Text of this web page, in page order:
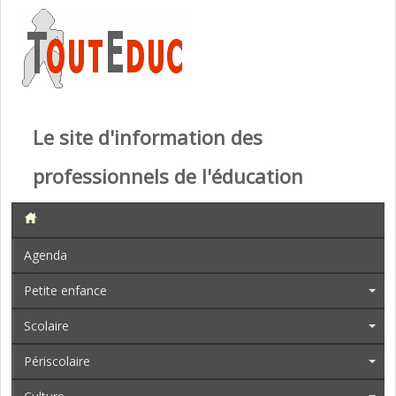
Le site d'information des
professionnels de l'éducation
Agenda
Petite enfance
Scolaire
Périscolaire